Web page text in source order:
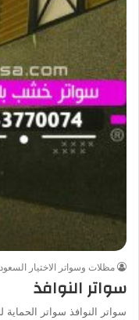
مظلات وسواتر الاختيار
سواتر النوافذ
سواتر النوافذ سواتر الحماية